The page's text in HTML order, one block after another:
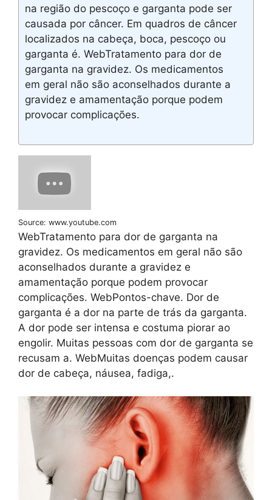
na região do pescoço e garganta pode ser
causada por câncer. Em quadros de câncer
localizados na cabeça, boca, pescoço ou
garganta é. WebTratamento para dor de
garganta na gravidez. Os medicamentos
em geral não são aconselhados durante a
gravidez e amamentação porque podem
provocar complicações.
Source: www.youtube.com
WebTratamento para dor de garganta na
gravidez. Os medicamentos em geral não são
aconselhados durante a gravidez e
amamentação porque podem provocar
complicações. WebPontos-chave. Dor de
garganta é a dor na parte de trás da garganta.
A dor pode ser intensa e costuma piorar ao
engolir. Muitas pessoas com dor de garganta se
recusam a. WebMuitas doenças podem causar
dor de cabeça, náusea, fadiga,.